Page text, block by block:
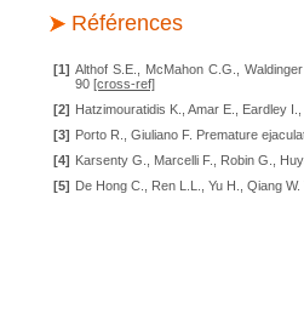
Références
[1] Althof S.E., McMahon C.G.,
90 [cross-ref]
[2] Hatzimouratidis K., Amar E., Eardley
[3] Porto R., Giuliano F. Premature
[4] Karsenty G., Marcelli F., Robin G.,
[5] De Hong C., Ren L.L., Yu H., Qiang